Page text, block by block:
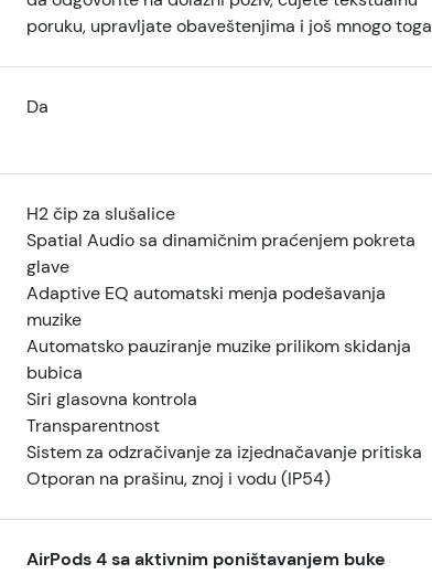
poruku, upravljate obaveštenjima i još mnogo toga
Da
H2 čip za slušalice
Spatial Audio sa dinamičnim praćenjem pokreta
glave
Adaptive EQ automatski menja podešavanja
muzike
Automatsko pauziranje muzike prilikom skidanja
bubica
Siri glasovna kontrola
Transparentnost
Sistem za odzračivanje za izjednačavanje pritiska
Otporan na prašinu, znoj i vodu (IP54)
AirPods 4 sa aktivnim poništavanjem buke